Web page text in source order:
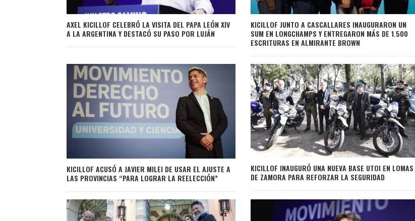
AXEL KICILLOF CELEBRÓ LA VISITA DEL PAPA LEÓN XIV
A LA ARGENTINA Y DESTACÓ SU PASO POR LUJÁN
KICILLOF JUNTO A CASCALLARES INAUGURARON UN
SUM EN LONGCHAMPS Y ENTREGARON MÁS DE 1.500
ESCRITURAS EN ALMIRANTE BROWN
KICILLOF ACUSÓ A JAVIER MILEI DE USAR EL AJUSTE A
LAS PROVINCIAS “PARA LOGRAR LA REELECCIÓN”
KICILLOF INAUGURÓ UNA NUEVA BASE UTOI EN LOMAS
DE ZAMORA PARA REFORZAR LA SEGURIDAD